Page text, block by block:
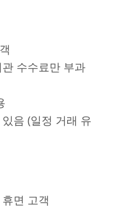
수수료만 부과
음 (일정 거래 유
면 고객